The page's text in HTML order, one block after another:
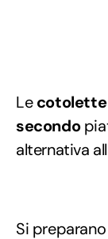
Lecotolette
secondo
alternativa
Si